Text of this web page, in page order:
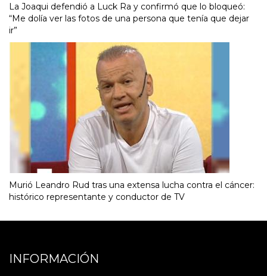
La Joaqui defendió a Luck Ra y confirmó que lo bloqueó:
“Me dolía ver las fotos de una persona que tenía que dejar
ir”
Murió Leandro Rud tras una extensa lucha contra el cáncer:
histórico representante y conductor de TV
INFORMACIÓN